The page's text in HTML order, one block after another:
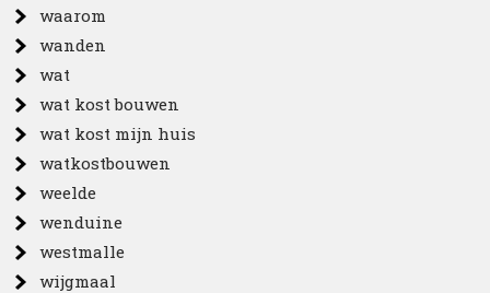
waarom
wanden
wat
wat kost bouwen
wat kost mijn huis
watkostbouwen
weelde
wenduine
westmalle
wijgmaal